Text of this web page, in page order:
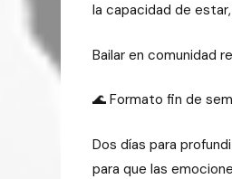
la capacidad de
Bailar en comunidad
🌊 Formato fin de
Dos días para
para que las